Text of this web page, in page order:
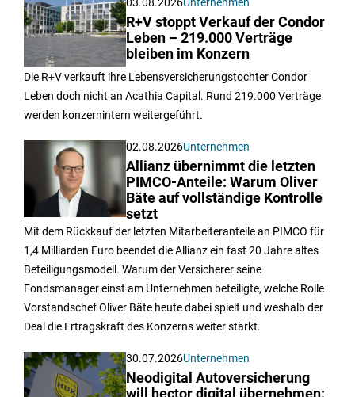
R+V stoppt Verkauf der Condor
Leben – 219.000 Verträge
bleiben im Konzern
Die R+V verkauft ihre Lebensversicherungstochter Condor
Leben doch nicht an Acathia Capital. Rund 219.000 Verträge
werden konzernintern weitergeführt.
02.08.2026Unternehmen
Allianz übernimmt die letzten
PIMCO-Anteile: Warum Oliver
Bäte auf vollständige Kontrolle
setzt
Mit dem Rückkauf der letzten Mitarbeiteranteile an PIMCO für
1,4 Milliarden Euro beendet die Allianz ein fast 20 Jahre altes
Beteiligungsmodell. Warum der Versicherer seine
Fondsmanager einst am Unternehmen beteiligte, welche Rolle
Vorstandschef Oliver Bäte heute dabei spielt und weshalb der
Deal die Ertragskraft des Konzerns weiter stärkt.
30.07.2026Unternehmen
Neodigital Autoversicherung
will hector digital übernehmen: